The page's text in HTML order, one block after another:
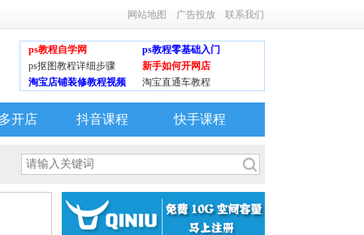
网站地图 广告投放 联系我们
ps教程自学网
ps教程零基础入门
ps抠图教程详细步骤
新手如何开网店
淘宝店铺装修教程视频
淘宝直通车教程
开店 抖音课程 快手课程